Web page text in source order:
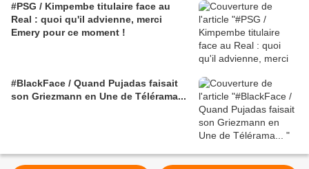
#PSG / Kimpembe titulaire face au
Real : quoi qu'il advienne, merci
Emery pour ce moment !
#BlackFace / Quand Pujadas faisait
son Griezmann en Une de Télérama...